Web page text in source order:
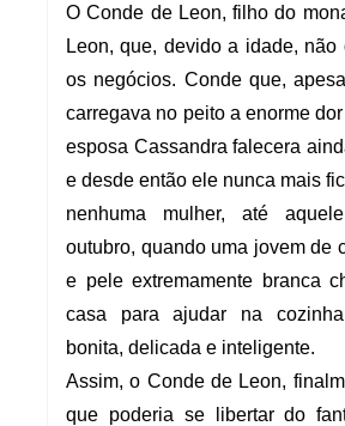
O Conde de Leon, filho do
Leon, que, devido a idade, não
os negócios. Conde que,
carregava no peito a enorme
esposa Cassandra falecera
e desde então ele nunca mais
nenhuma mulher, até
outubro, quando uma jovem de
e pele extremamente branca
casa para ajudar na
bonita, delicada e inteligente.
Assim, o Conde de Leon,
que poderia se libertar do